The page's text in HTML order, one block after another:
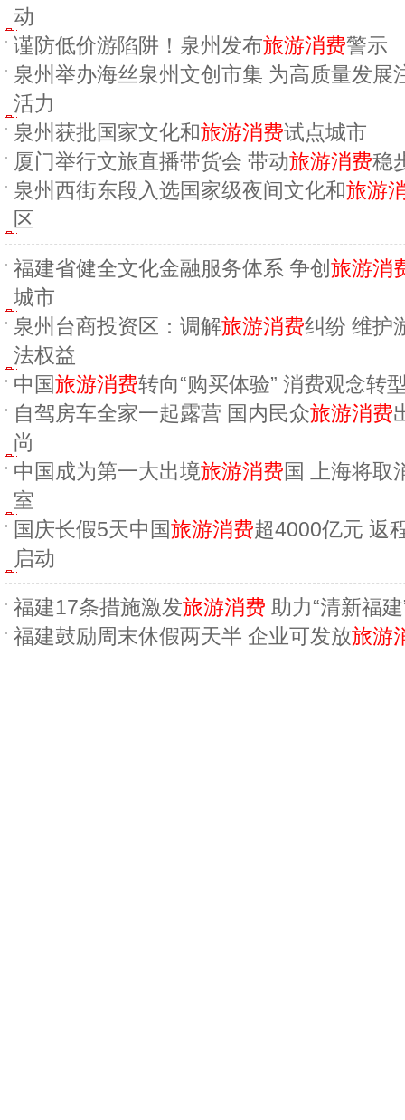
动
谨防低价游陷阱！泉州发布旅游消费警示
泉州举办海丝泉州文创市集 为高质量发展
活力
泉州获批国家文化和旅游消费试点城市
厦门举行文旅直播带货会 带动旅游消费稳
泉州西街东段入选国家级夜间文化和旅游
区
福建省健全文化金融服务体系 争创 旅游消
城市
泉州台商投资区：调解旅游消费纠纷 维护
法权益
中国旅游消费转向“购买体验” 消费观念转
自驾房车全家一起露营 国内民众旅游消费
尚
中国成为第一大出境旅游消费国 上海将取
室
国庆长假5天中国旅游消费超4000亿元 返
启动
福建17条措施激发旅游消费 助力“清新福建
福建鼓励周末休假两天半 企业可发放旅游